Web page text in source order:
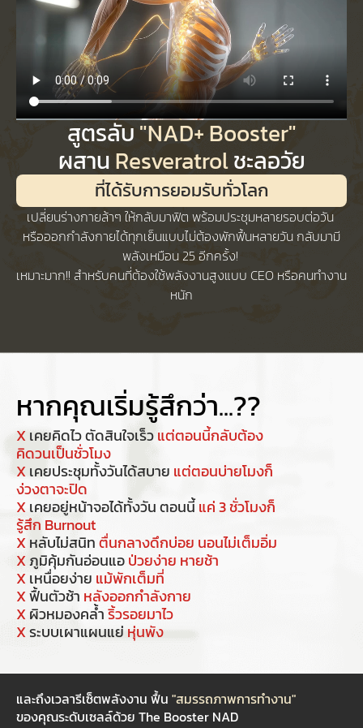
สูตรลับ"NAD+ Booster"
ผสานResveratrolชะลอวัย
ที่ได้รับการยอมรับทั่วโลก
เปลี่ยนร่างกายล้าๆ ให้กลับมาฟิต พร้อมประชุมหลายรอบต่อวัน
หรือออกกำลังกายได้ทุกเย็นแบบไม่ต้องพักฟื้นหลายวัน กลับมามี
พลังเหมือน 25 อีกครั้ง!
เหมาะมาก!! สำหรับคนที่ต้องใช้พลังงานสูงแบบ CEO หรือคนทำงาน
หนัก
หากคุณเริ่มรู้สึกว่า...??
Xเคยคิดไว ตัดสินใจเร็วแต่ตอนนี้กลับต้อง
คิดวนเป็นชั่วโมง
Xเคยประชุมทั้งวันได้สบาย แต่ตอนบ่ายโมงก็
ง่วงตาจะปิด
Xเคยอยู่หน้าจอได้ทั้งวัน ตอนนี้แค่ 3 ชั่วโมงก็
รู้สึก Burnout
Xหลับไม่สนิทตื่นกลางดึกบ่อย นอนไม่เต็มอิ่ม
Xภูมิคุ้มกันอ่อนแอป่วยง่าย หายช้า
Xเหนื่อยง่าย แม้พักเต็มที่
Xฟื้นตัวช้า หลังออกกำลังกาย
Xผิวหมองคล้ำริ้วรอยมาไว
Xระบบเผาแผนแย่ หุ่นพัง
และถึงเวลารีเซ็ตพลังงาน ฟื้น "สมรรถภาพการทำงาน"
ของคุณระดับเซลล์ด้วย The Booster NAD